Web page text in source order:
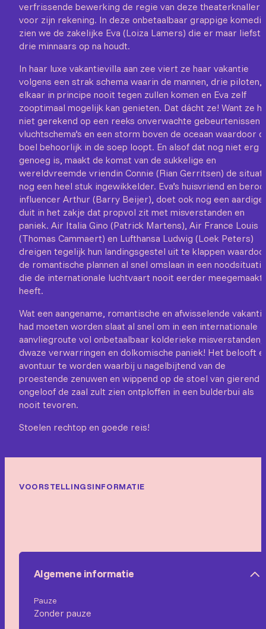
verfrissende bewerking de regie van deze theaterknaller
voor zijn rekening. In deze onbetaalbaar grappige komedie
zien we de zakelijke Eva (Loiza Lamers) die er maar liefst
drie minnaars op na houdt.
In haar luxe vakantievilla aan zee viert ze haar vakantie
volgens een strak schema waarin de mannen, drie piloten,
elkaar in principe nooit tegen zullen komen en Eva zelf
zooptimaal mogelijk kan genieten. Dat dácht ze! Want ze
niet gerekend op een reeks onverwachte gebeurtenissen
vluchtschema’s en een storm boven de oceaan waardoor
boel behoorlijk in de soep loopt. En alsof dat nog niet erg
genoeg is, maakt de komst van de sukkelige en
wereldvreemde vriendin Connie (Rian Gerritsen) de
nog een heel stuk ingewikkelder. Eva’s huisvriend en
influencer Arthur (Barry Beijer), doet ook nog een aardige
duit in het zakje dat propvol zit met misverstanden en
paniek. Air Italia Gino (Patrick Martens), Air France Louis
(Thomas Cammaert) en Lufthansa Ludwig (Loek Peters)
dreigen tegelijk hun landingsgestel uit te klappen
de romantische plannen al snel omslaan in een noodsituatie
die de internationale luchtvaart nooit eerder meegemaakt
heeft.
Wat een aangename, romantische en afwisselende
had moeten worden slaat al snel om in een internationale
aanvliegroute vol onbetaalbaar kolderieke misverstanden,
dwaze verwarringen en dolkomische paniek! Het belooft
avontuur te worden waarbij u nagelbijtend van de
proestende zenuwen en wippend op de stoel van gierend
ongeloof de zaal zult zien ontploffen in een bulderbui als
nooit tevoren.
Stoelen rechtop en goede reis!
VOORSTELLINGSINFORMATIE
Algemene informatie
Pauze
Zonder pauze